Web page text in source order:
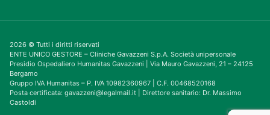
2026 © Tutti i diritti riservati
ENTE UNICO GESTORE – Cliniche Gavazzeni S.p.A. Società unipersonale
Presidio Ospedaliero Humanitas Gavazzeni | Via Mauro Gavazzeni, 21 – 24125
Bergamo
Gruppo IVA Humanitas – P. IVA 10982360967 | C.F. 00468520168
Posta certificata: gavazzeni@legalmail.it | Direttore sanitario: Dr. Massimo
Castoldi